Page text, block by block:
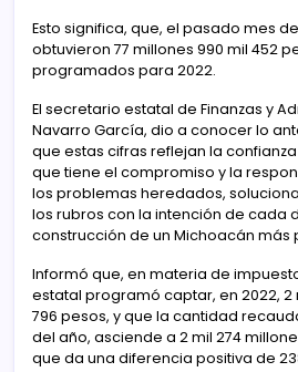
Esto significa, que, el pasado mes
obtuvieron 77 millones 990 mil 452
programados para 2022.
El secretario estatal de Finanzas y
Navarro García, dio a conocer lo
que estas cifras reflejan la
que tiene el compromiso y la
los problemas heredados,
los rubros con la intención de cada
construcción de un Michoacán más
Informó que, en materia de
estatal programó captar, en 2022, 2
796 pesos, y que la cantidad
del año, asciende a 2 mil 274
que da una diferencia positiva de